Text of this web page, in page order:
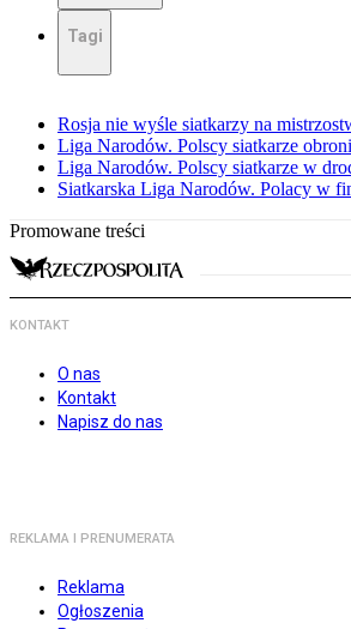
Tagi
Rosja nie wyśle siatkarzy na
Liga Narodów. Polscy siatkarze
Liga Narodów. Polscy siatkarze w
Siatkarska Liga Narodów. Polacy w
Promowane treści
KONTAKT
O nas
Kontakt
Napisz do nas
REKLAMA I PRENUMERATA
Reklama
Ogłoszenia